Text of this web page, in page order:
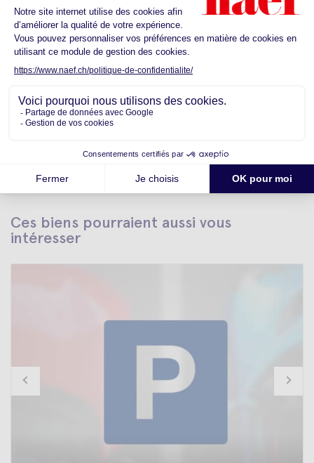
Ces biens pourraient aussi vous
intéresser